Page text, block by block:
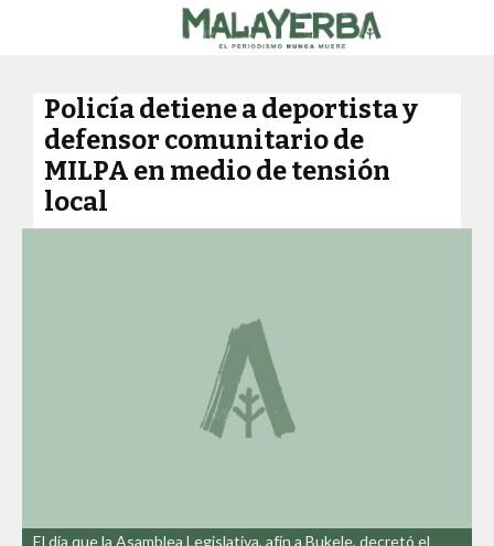
Policía detiene a deportista y
defensor comunitario de
MILPA en medio de tensión
local
El día que la Asamblea Legislativa, afín a Bukele, decretó el